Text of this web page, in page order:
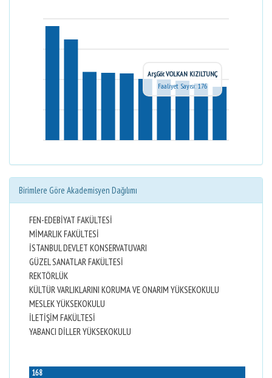
Arş.Gör. VOLKAN KIZILTUNÇ
Faaliyet Sayısı: 176
Birimlere Göre Akademisyen Dağılımı
FEN-EDEBİYAT FAKÜLTESİ
MİMARLIK FAKÜLTESİ
İSTANBUL DEVLET KONSERVATUVARI
GÜZEL SANATLAR FAKÜLTESİ
REKTÖRLÜK
KÜLTÜR VARLIKLARINI KORUMA VE ONARIM YÜKSEKOKULU
MESLEK YÜKSEKOKULU
İLETİŞİM FAKÜLTESİ
YABANCI DİLLER YÜKSEKOKULU
168